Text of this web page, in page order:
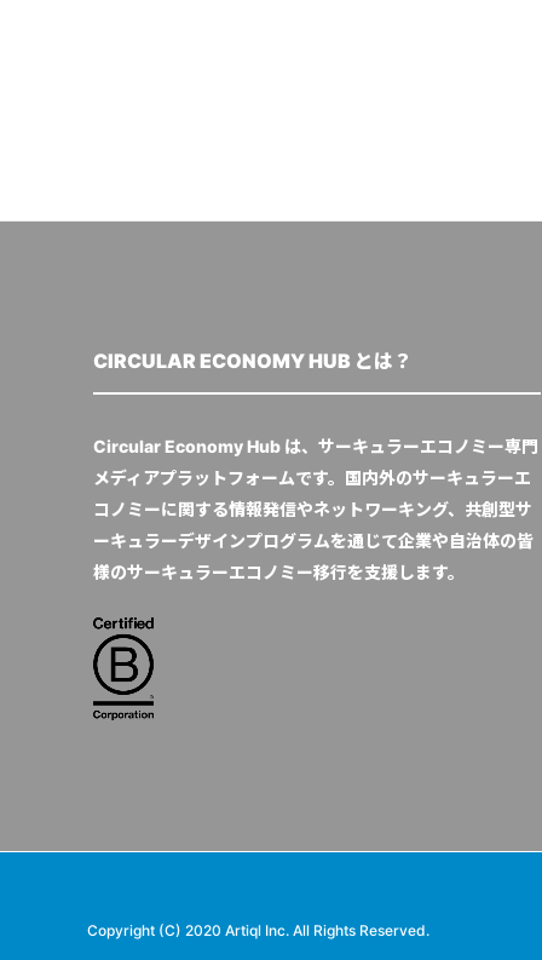
CIRCULAR ECONOMY HUB とは？
Circular Economy Hub は、サーキュラーエコノミー専門
メディアプラットフォームです。国内外のサーキュラーエ
コノミーに関する情報発信やネットワーキング、共創型サ
ーキュラーデザインプログラムを通じて企業や自治体の皆
様のサーキュラーエコノミー移行を支援します。
Copyright (C) 2020 Artiql Inc. All Rights Reserved.